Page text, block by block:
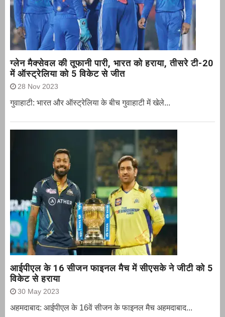
ग्‍लेन मैक्‍सेवल की तूफानी पारी, भारत को हराया, तीसरे टी-20
में ऑस्ट्रेलिया को 5 विकेट से जीत
28 Nov 2023
गुवाहाटी: भारत और ऑस्‍ट्रेलिया के बीच गुवाहाटी में खेले...
आईपीएल के 16 सीजन फाइनल मैच में सीएसके ने जीटी को 5
विकेट से हराया
30 May 2023
अहमदाबाद: आईपीएल के 16वें सीजन के फाइनल मैच अहमदाबाद...